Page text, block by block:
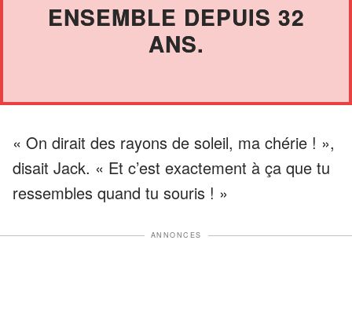
ENSEMBLE DEPUIS 32
ANS.
« On dirait des rayons de soleil, ma chérie ! »,
disait Jack. « Et c’est exactement à ça que tu
ressembles quand tu souris ! »
ANNONCES